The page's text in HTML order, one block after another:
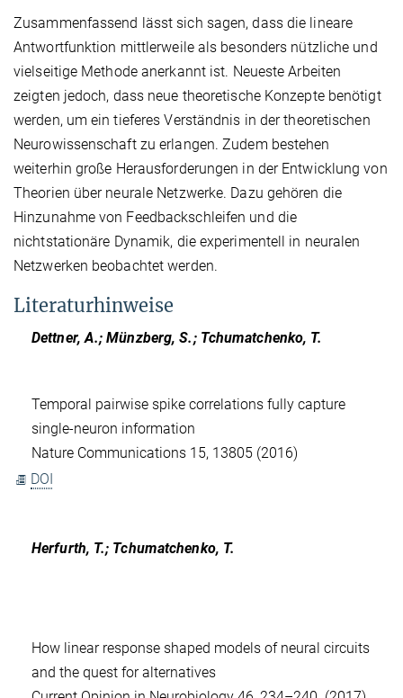
Zusammenfassend lässt sich sagen, dass die lineare
Antwortfunktion mittlerweile als besonders nützliche und
vielseitige Methode anerkannt ist. Neueste Arbeiten
zeigten jedoch, dass neue theoretische Konzepte benötigt
werden, um ein tieferes Verständnis in der theoretischen
Neurowissenschaft zu erlangen. Zudem bestehen
weiterhin große Herausforderungen in der Entwicklung von
Theorien über neurale Netzwerke. Dazu gehören die
Hinzunahme von Feedbackschleifen und die
nichtstationäre Dynamik, die experimentell in neuralen
Netzwerken beobachtet werden.
Literaturhinweise
Dettner, A.; Münzberg, S.; Tchumatchenko, T.
Temporal pairwise spike correlations fully capture
single-neuron information
Nature Communications 15, 13805 (2016)
DOI
Herfurth, T.; Tchumatchenko, T.
How linear response shaped models of neural circuits
and the quest for alternatives